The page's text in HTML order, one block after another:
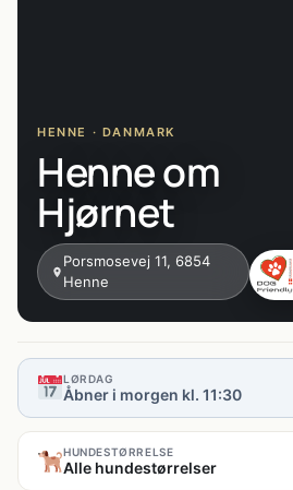
HENNE · DANMARK
Henne om
Hjørnet
Porsmosevej 11, 6854
Henne
LØRDAG
Åbner i morgen kl. 11:30
HUNDESTØRRELSE
Alle hundestørrelser